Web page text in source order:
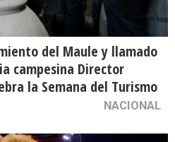
del Maule y llamado
campesina Director
la Semana del Turismo
NACIONAL